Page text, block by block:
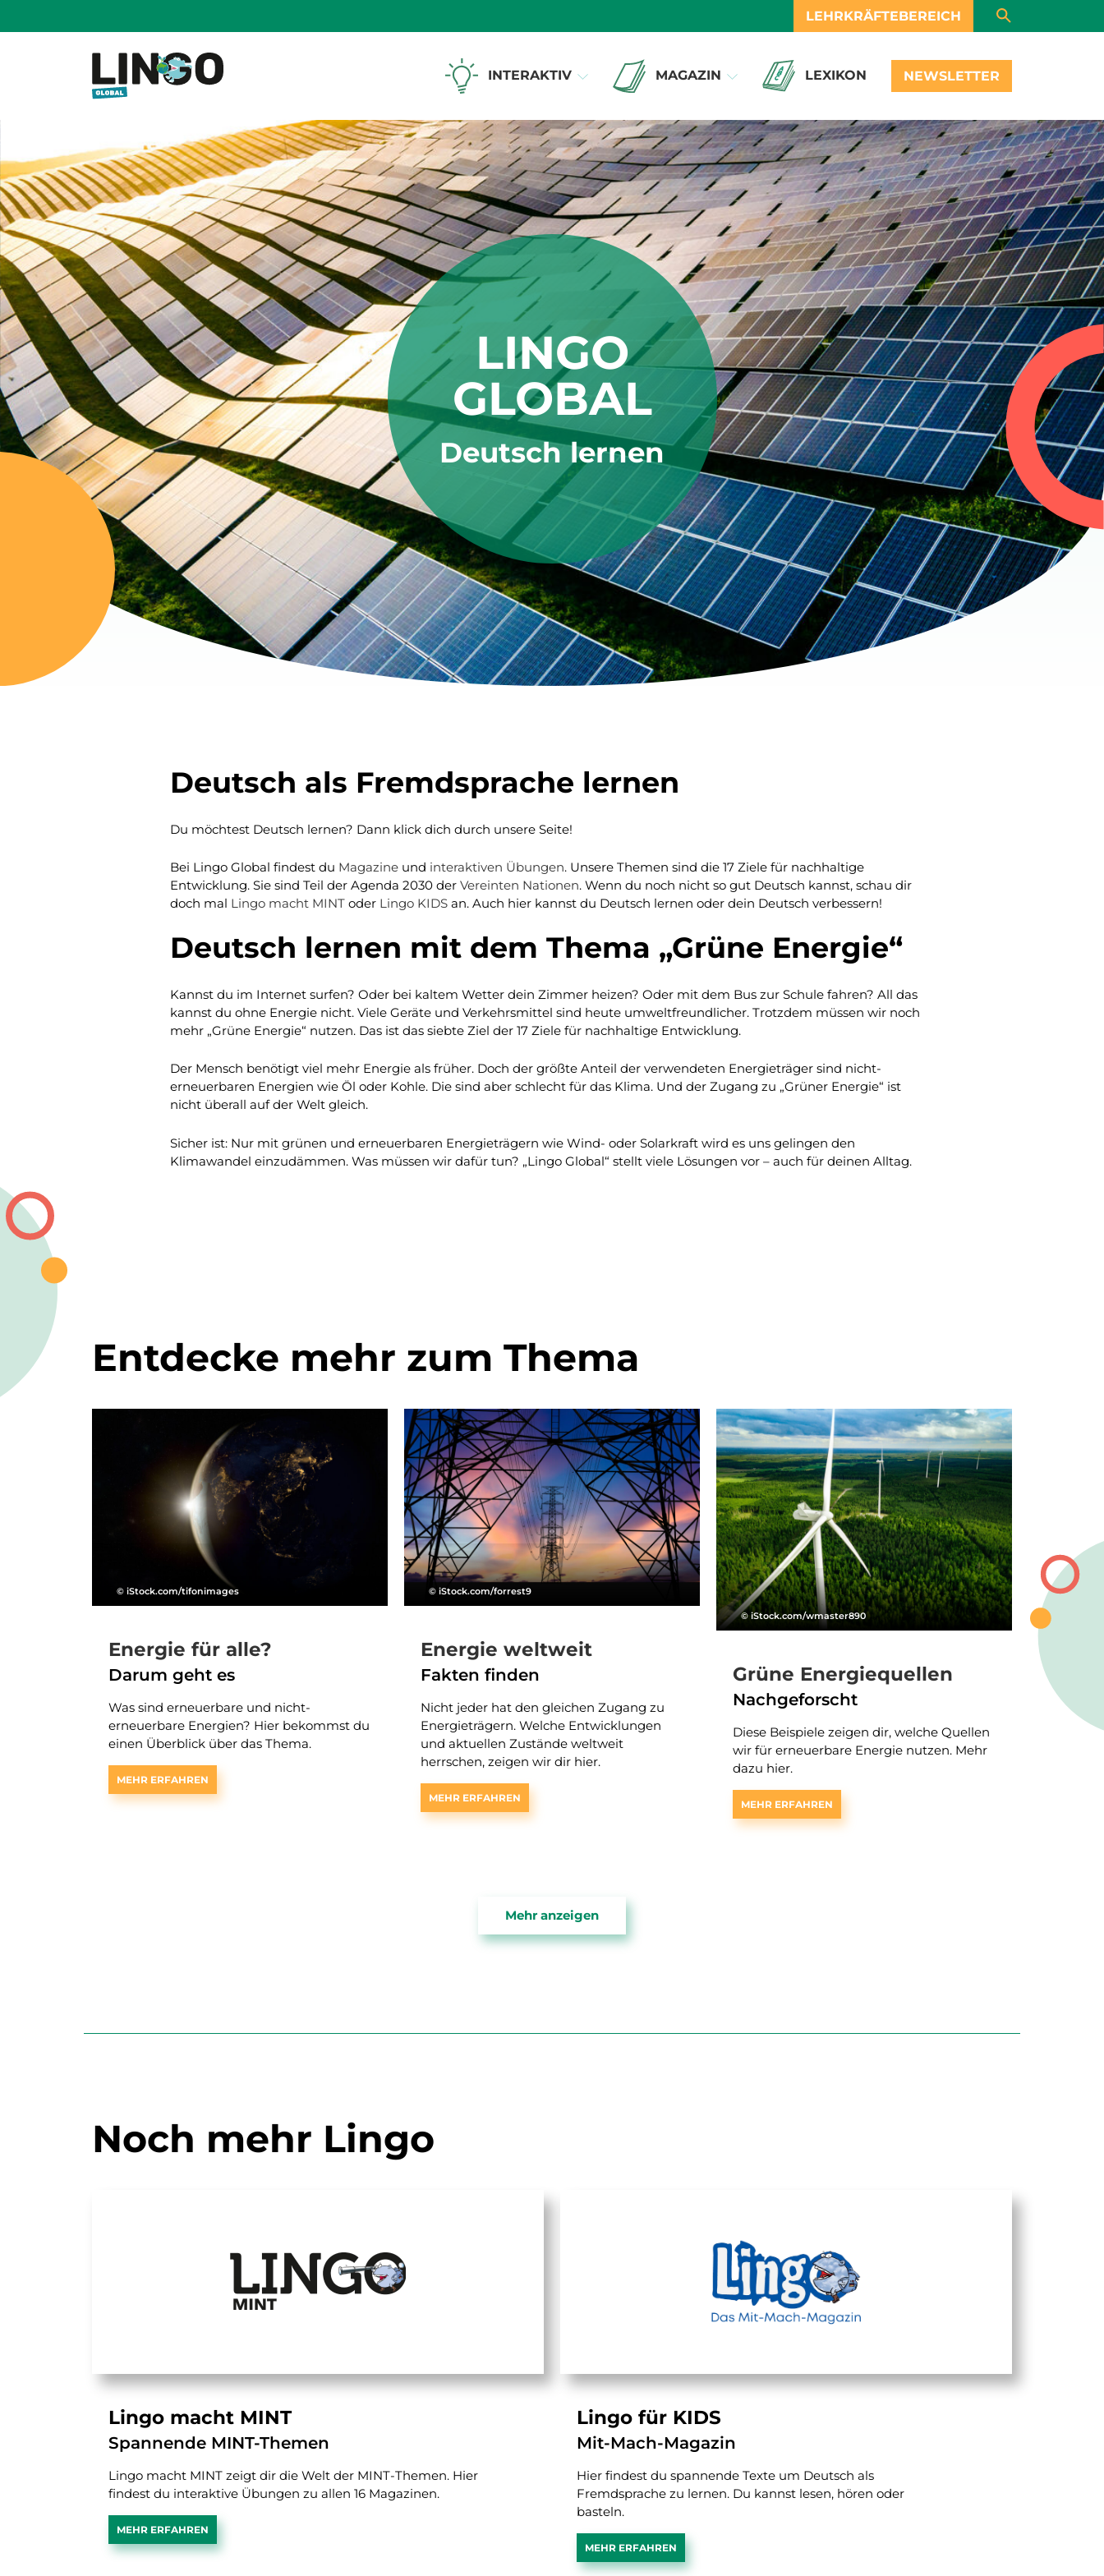
LEHRKRÄFTEBEREICH
INTERAKTIV MAGAZIN LEXIKON NEWSLETTER
LINGO
GLOBAL
Deutsch lernen
Deutsch als Fremdsprache lernen
Du möchtest Deutsch lernen? Dann klick dich durch unsere Seite!
Bei Lingo Global findest du Magazineund interaktiven Übungen. Unsere Themen sind die 17 Ziele für nachhaltige
Entwicklung. Sie sind Teil der Agenda 2030 der Vereinten Nationen. Wenn du noch nicht so gut Deutsch kannst, schau dir
doch mal Lingo macht MINToder Lingo KIDSan. Auch hier kannst du Deutsch lernen oder dein Deutsch verbessern!
Deutsch lernen mit dem Thema „Grüne Energie“
Kannst du im Internet surfen? Oder bei kaltem Wetter dein Zimmer heizen? Oder mit dem Bus zur Schule fahren? All das
kannst du ohne Energie nicht. Viele Geräte und Verkehrsmittel sind heute umweltfreundlicher. Trotzdem müssen wir noch
mehr „Grüne Energie“ nutzen. Das ist das siebte Ziel der 17 Ziele für nachhaltige Entwicklung.
Der Mensch benötigt viel mehr Energie als früher. Doch der größte Anteil der verwendeten Energieträger sind nicht-
erneuerbaren Energien wie Öl oder Kohle. Die sind aber schlecht für das Klima. Und der Zugang zu „Grüner Energie“ ist
nicht überall auf der Welt gleich.
Sicher ist: Nur mit grünen und erneuerbaren Energieträgern wie Wind- oder Solarkraft wird es uns gelingen den
Klimawandel einzudämmen. Was müssen wir dafür tun? „Lingo Global“ stellt viele Lösungen vor – auch für deinen Alltag.
Entdecke mehr zum Thema
© iStock.com/tifonimages
Energie für alle?
Darum geht es
Was sind erneuerbare und nicht-
erneuerbare Energien? Hier bekommst du
einen Überblick über das Thema.
MEHR ERFAHREN
© iStock.com/forrest9
Energie weltweit
Fakten finden
Nicht jeder hat den gleichen Zugang zu
Energieträgern. Welche Entwicklungen
und aktuellen Zustände weltweit
herrschen, zeigen wir dir hier.
MEHR ERFAHREN
© iStock.com/wmaster890
Grüne Energiequellen
Nachgeforscht
Diese Beispiele zeigen dir, welche Quellen
wir für erneuerbare Energie nutzen. Mehr
dazu hier.
MEHR ERFAHREN
Mehr anzeigen
Noch mehr Lingo
Lingo macht MINT
Spannende MINT-Themen
Lingo macht MINT zeigt dir die Welt der MINT-Themen. Hier
findest du interaktive Übungen zu allen 16 Magazinen.
MEHR ERFAHREN
Lingo für KIDS
Mit-Mach-Magazin
Hier findest du spannende Texte um Deutsch als
Fremdsprache zu lernen. Du kannst lesen, hören oder
basteln.
MEHR ERFAHREN